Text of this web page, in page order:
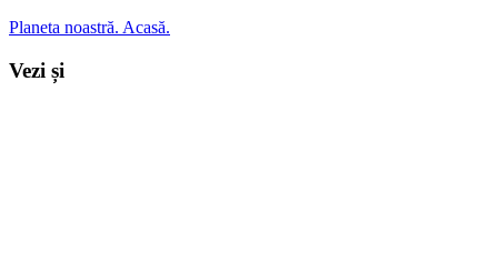
Planeta noastră. Acasă.
Vezi și